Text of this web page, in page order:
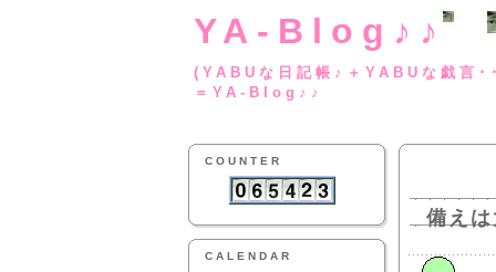
YA-Blog♪♪
(YABUな日記帳♪
＝YA-Blog♪♪
COUNTER
CALENDAR
備え